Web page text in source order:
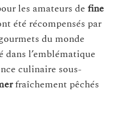
les amateurs de fine
été récompensés par
du monde
l’emblématique
culinaire sous-
fraîchement pêchés